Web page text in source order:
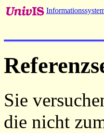
Sie
die nicht